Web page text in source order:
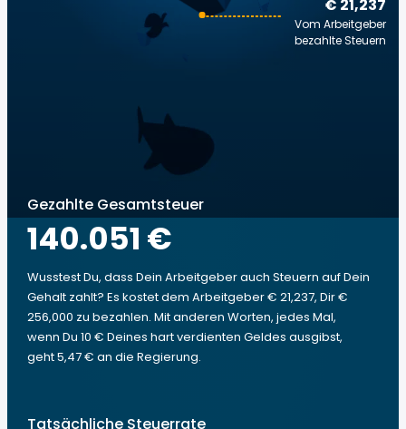
€ 21,237
Vom Arbeitgeber
bezahlte Steuern
Gezahlte Gesamtsteuer
140.051 €
Wusstest Du, dass Dein Arbeitgeber auch Steuern auf Dein
Gehalt zahlt? Es kostet dem Arbeitgeber € 21,237, Dir €
256,000 zu bezahlen. Mit anderen Worten, jedes Mal,
wenn Du 10 € Deines hart verdienten Geldes ausgibst,
geht 5,47 € an die Regierung.
Tatsächliche Steuerrate